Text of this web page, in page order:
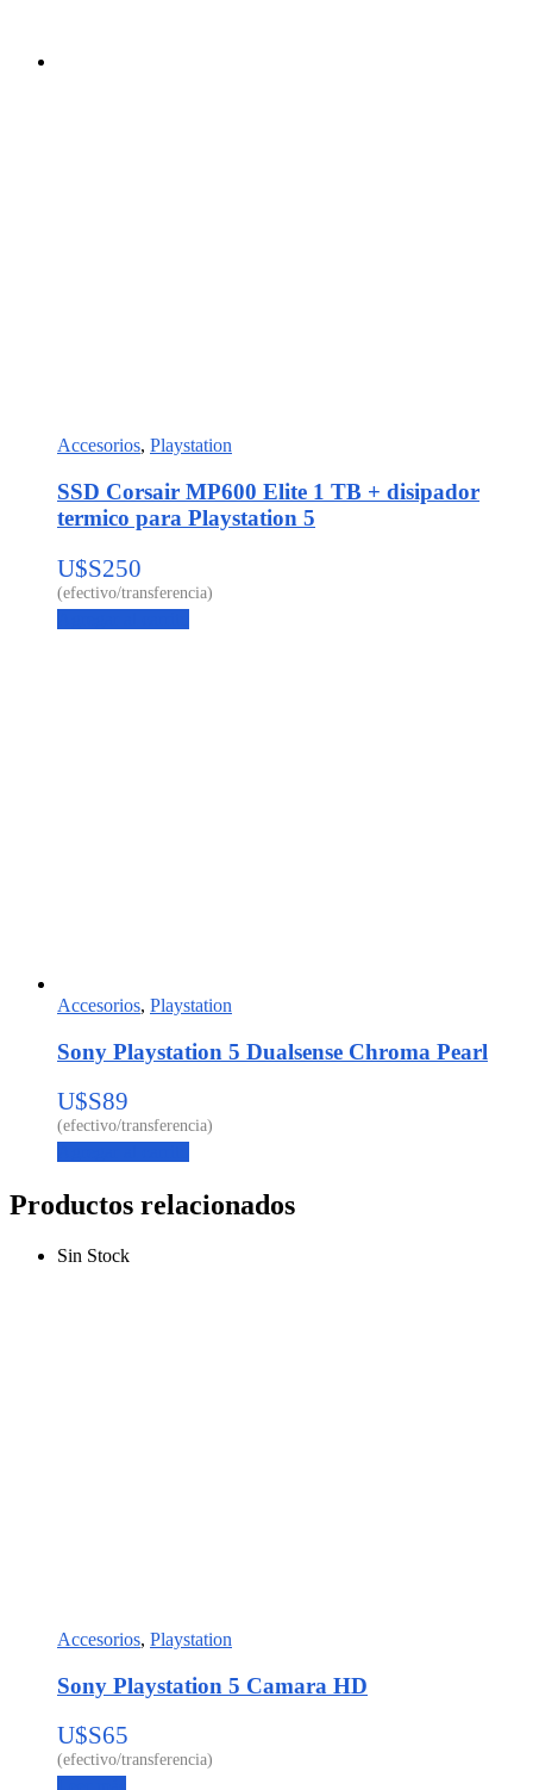
Accesorios, Playstation
SSD Corsair MP600 Elite 1 TB + disipador
termico para Playstation 5
U$S250
Accesorios, Playstation
Sony Playstation 5 Dualsense Chroma Pearl
U$S89
Productos relacionados
Sin Stock
Accesorios, Playstation
Sony Playstation 5 Camara HD
U$S65